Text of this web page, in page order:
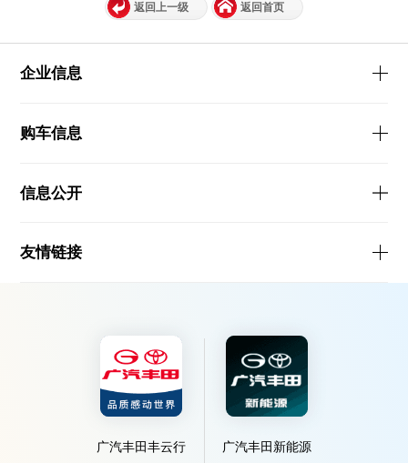
返回上一级 返回首页
企业信息
购车信息
信息公开
友情链接
广汽丰田丰云行 广汽丰田新能源